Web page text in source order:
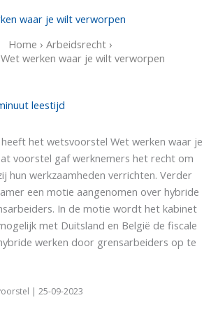
waar je wilt verworpen
Home
Arbeidsrecht
werken waar je wilt verworpen
leestijd
het wetsvoorstel Wet werken waar je
voorstel gaf werknemers het recht om
hun werkzaamheden verrichten. Verder
een motie aangenomen over hybride
In de motie wordt het kabinet
met Duitsland en België de fiscale
werken door grensarbeiders op te
| 25-09-2023